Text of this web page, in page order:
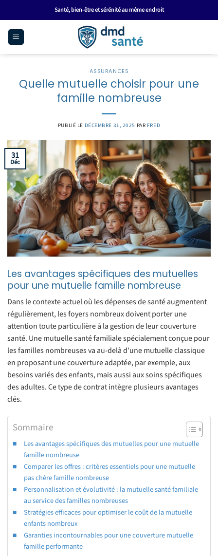
au
contenu
Santé, bien-être et sérénité au même endroit
ASSURANCES
Quelle mutuelle choisir pour une
famille nombreuse
PUBLIÉ LE DÉCEMBRE 31, 2025 PAR FRED
31
Déc
Les avantages spécifiques des mutuelles
pour une mutuelle famille nombreuse
Dans le contexte actuel où les dépenses de santé augmentent
régulièrement, les foyers nombreux doivent porter une
attention toute particulière à la gestion de leur couverture
santé. Une mutuelle santé familiale spécialement conçue pour
les familles nombreuses va au-delà d’une mutuelle classique
en proposant une couverture adaptée, par exemple, aux
besoins variés des enfants, mais aussi aux soins spécifiques
des adultes. Ce type de contrat intègre plusieurs avantages
clés.
Sommaire
Les avantages spécifiques des mutuelles pour une mutuelle
famille nombreuse
Comparer les offres : critères essentiels pour une mutuelle
pas chère famille nombreuse
Personnalisation et évolutivité : la mutuelle santé familiale
au service des familles nombreuses
Stratégies efficaces pour optimiser le coût de la mutuelle
enfants nombreux
Garanties incontournables pour une couverture mutuelle
famille performante